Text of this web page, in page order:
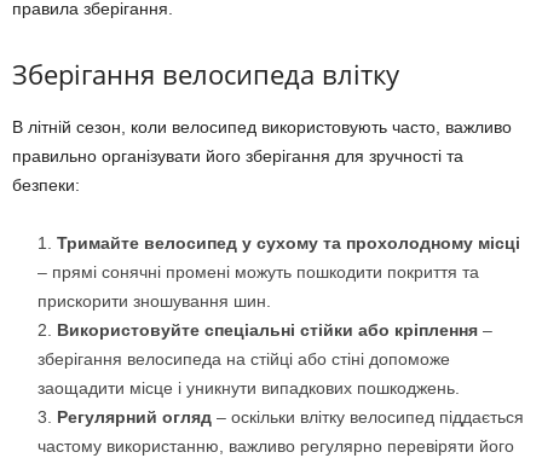
правила зберігання.
Зберігання велосипеда влітку
В літній сезон, коли велосипед використовують часто, важливо
правильно організувати його зберігання для зручності та
безпеки:
Тримайте велосипед у сухому та прохолодному місці
– прямі сонячні промені можуть пошкодити покриття та
прискорити зношування шин.
Використовуйте спеціальні стійки або кріплення –
зберігання велосипеда на стійці або стіні допоможе
заощадити місце і уникнути випадкових пошкоджень.
Регулярний огляд – оскільки влітку велосипед піддається
частому використанню, важливо регулярно перевіряти його